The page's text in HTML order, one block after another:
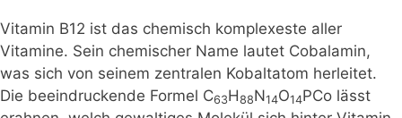
Vitamin B12 ist das chemisch komplexeste aller
Vitamine. Sein chemischer Name lautet Cobalamin,
was sich von seinem zentralen Kobaltatom herleitet.
Die beeindruckende Formel C63H88N14O14PCo lässt